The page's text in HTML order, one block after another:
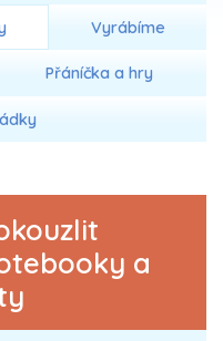
Vyrábíme
Přáníčka a hry
a